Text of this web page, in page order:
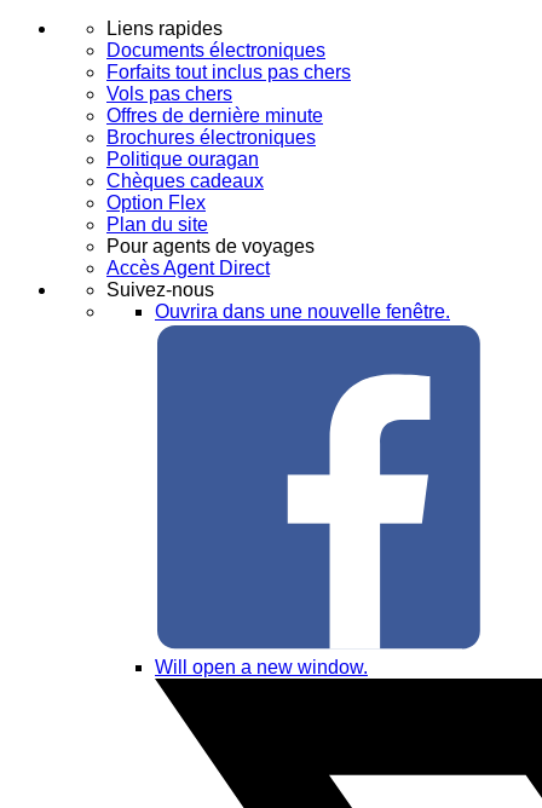
Liens rapides
Documents électroniques
Forfaits tout inclus pas chers
Vols pas chers
Offres de dernière minute
Brochures électroniques
Politique ouragan
Chèques cadeaux
Option Flex
Plan du site
Pour agents de voyages
Accès Agent Direct
Suivez-nous
Ouvrira dans une nouvelle fenêtre.
Will open a new window.